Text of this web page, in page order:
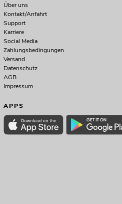
Über uns
Kontakt/Anfahrt
Support
Karriere
Social Media
Zahlungsbedingungen
Versand
Datenschutz
AGB
Impressum
APPS